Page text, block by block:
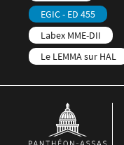
EGIC - ED 455
Labex MME-DII
Le LEMMA sur HAL